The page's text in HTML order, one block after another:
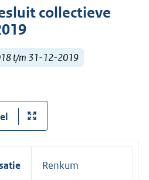
collectieve
t/m 31-12-2019
Renkum